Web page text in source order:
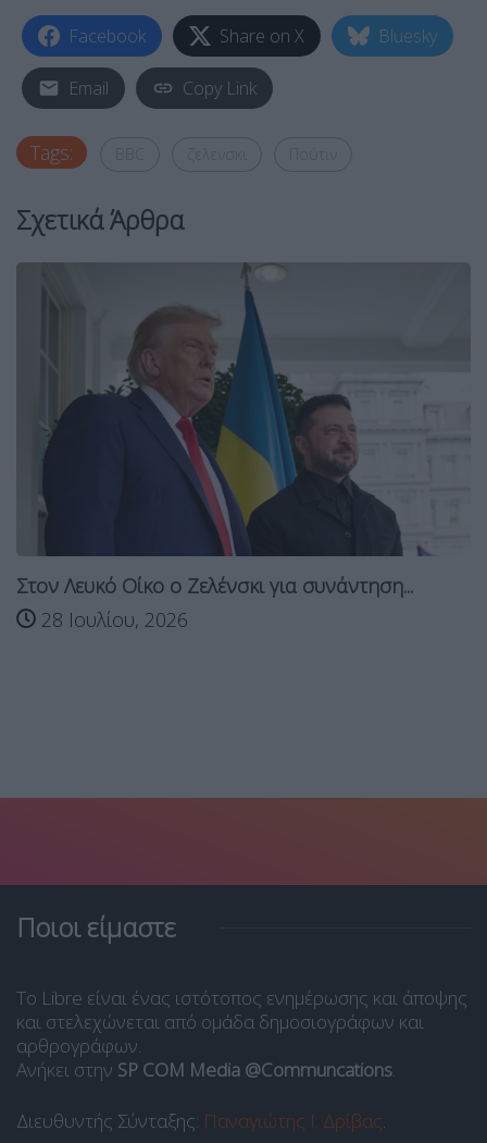
Facebook Share on X Bluesky
Email Copy Link
Tags:
Σχετικά Άρθρα
BBC: Εμπάργκο σε αναψυκτικά με
19 Ιουλίου, 2026
Ποιοι είμαστε
Το Libre είναι ένας ιστότοπος ενημέρωσης και άποψης
και στελεχώνεται από ομάδα δημοσιογράφων και
αρθρογράφων.
Ανήκει στην SP COM Media @Communcations.
Διευθυντής Σύνταξης: Παναγιώτης Ι. Δρίβας.